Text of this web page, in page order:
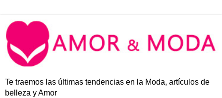
Te traemos las últimas tendencias en la Moda, artículos de
belleza y Amor